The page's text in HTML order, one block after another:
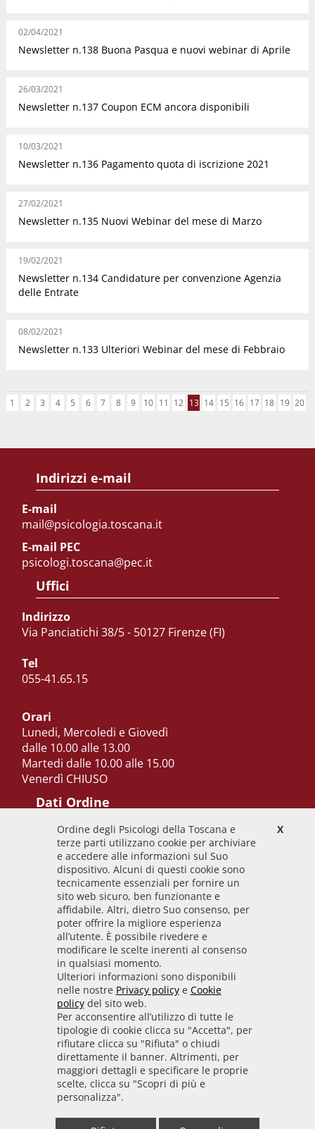
02/04/2021
Newsletter n.138 Buona Pasqua e nuovi webinar di Aprile
26/03/2021
Newsletter n.137 Coupon ECM ancora disponibili
10/03/2021
Newsletter n.136 Pagamento quota di iscrizione 2021
27/02/2021
Newsletter n.135 Nuovi Webinar del mese di Marzo
19/02/2021
Newsletter n.134 Candidature per convenzione Agenzia
delle Entrate
08/02/2021
Newsletter n.133 Ulteriori Webinar del mese di Febbraio
1 2 3 4 5 6 7 8 9 10 11 12 13 14 15 16 17 18 19 20
Indirizzi e-mail
E-mail
mail@psicologia.toscana.it
E-mail PEC
psicologi.toscana@pec.it
Uffici
Indirizzo
Via Panciatichi 38/5 - 50127 Firenze (FI)
Tel
055-41.65.15
Orari
Lunedi, Mercoledi e Giovedì
dalle 10.00 alle 13.00
Martedi dalle 10.00 alle 15.00
Venerdì CHIUSO
Dati Ordine
Codice Fiscale
92009700458
Codice IPA
odpt_to
Linee guida
Sito realizzato seguendo le linee guida di sviluppo
per i servizi web delle PA pubblicate da AGID in
collaborazione con il TEAM PER LA
TRASFORMAZIONE DIGITALE.
• Informativa cookie • Informativa privacy
• Amministrazione trasparente • Whistleblowing
X
Ordine degli Psicologi della Toscana e
terze parti utilizzano cookie per archiviare
e accedere alle informazioni sul Suo
dispositivo. Alcuni di questi cookie sono
tecnicamente essenziali per fornire un
sito web sicuro, ben funzionante e
affidabile. Altri, dietro Suo consenso, per
poter offrire la migliore esperienza
all’utente. È possibile rivedere e
modificare le scelte inerenti al consenso
in qualsiasi momento.
Ulteriori informazioni sono disponibili
nelle nostre Privacy policye Cookie
policydel sito web.
Per acconsentire all’utilizzo di tutte le
tipologie di cookie clicca su "Accetta", per
rifiutare clicca su "Rifiuta" o chiudi
direttamente il banner. Altrimenti, per
maggiori dettagli e specificare le proprie
scelte, clicca su "Scopri di più e
personalizza".